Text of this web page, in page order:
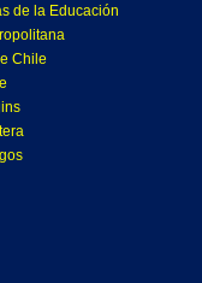
de la Educación
Chile